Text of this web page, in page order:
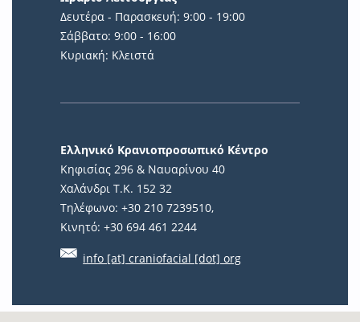
Δευτέρα - Παρασκευή: 9:00 - 19:00
Σάββατο: 9:00 - 16:00
Κυριακή: Κλειστά
Ελληνικό Κρανιοπροσωπικό Κέντρο
Κηφισίας 296 & Ναυαρίνου 40
Χαλάνδρι Τ.Κ. 152 32
Τηλέφωνο: +30 210 7239510,
Κινητό: +30 694 461 2244
info [at] craniofacial [dot] org